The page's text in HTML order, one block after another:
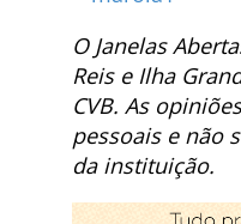
O Janelas
Reis e Ilha
CVB. As
pessoais e não
da instituição.